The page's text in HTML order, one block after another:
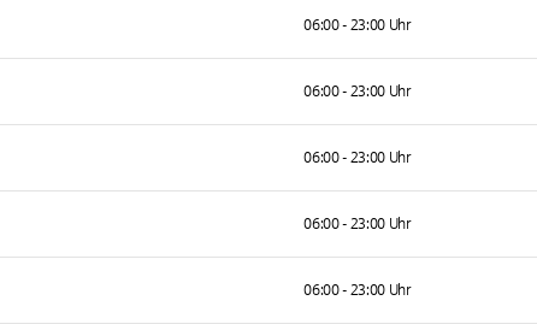
06:00 - 23:00 Uhr
06:00 - 23:00 Uhr
06:00 - 23:00 Uhr
06:00 - 23:00 Uhr
06:00 - 23:00 Uhr